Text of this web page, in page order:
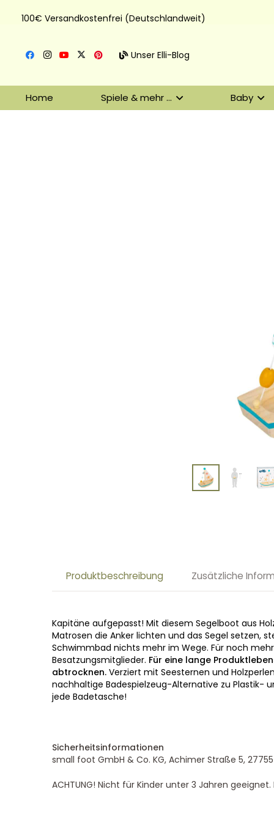
100€ Versandkostenfrei (Deutschlandweit)
Unser Elli-Blog
Home Spiele & mehr … Baby
Produktbeschreibung Zusätzliche
Kapitäne aufgepasst! Mit diesem Segelboot aus
Matrosen die Anker lichten und das Segel setzen,
Schwimmbad nichts mehr im Wege. Für noch
Besatzungsmitglieder. Für eine lange
abtrocknen. Verziert mit Seesternen und
nachhaltige Badespielzeug-Alternative zu Plastik-
jede Badetasche!
Sicherheitsinformationen
small foot GmbH & Co. KG, Achimer Straße 5,
ACHTUNG! Nicht für Kinder unter 3 Jahren